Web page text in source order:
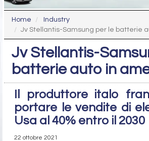
Home
Industry
Jv Stellantis-Samsung per le batterie
Jv Stellantis-
batterie auto in
Il produttore italo
portare le vendite di
Usa al 40% entro il 2030
22 ottobre 2021